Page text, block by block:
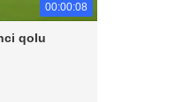
00:00:08
qolu